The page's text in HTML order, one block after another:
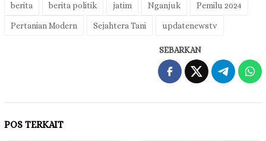
berita berita politik jatim Nganjuk Pemilu 2024
Pertanian Modern Sejahtera Tani updatenewstv
SEBARKAN
POS TERKAIT